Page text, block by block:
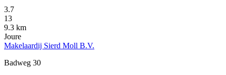
3.7
13
9.3 km
Joure
Makelaardij Sierd Moll B.V.
Badweg 30